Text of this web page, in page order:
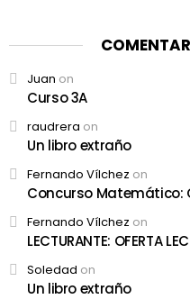
Juan on
Curso 3A
raudrera on
Un libro extraño
Fernando Vílchez on
Concurso Matemático:
Fernando Vílchez on
LECTURANTE: OFERTA
Soledad on
Un libro extraño